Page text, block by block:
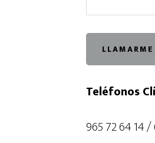
Teléfonos
965 72 64 14